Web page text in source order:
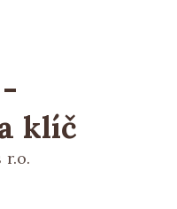
klíč
r.o.